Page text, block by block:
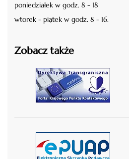
poniedziałek w godz. 8 - 18
wtorek - piątek w godz. 8 - 16.
Zobacz także
czytaj więcej
czytaj więcej